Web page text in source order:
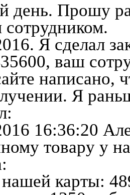
день. Прошу
Я сделал
ваш
написано,
Я
‎16‎:‎36‎:‎20
товару у
карты: